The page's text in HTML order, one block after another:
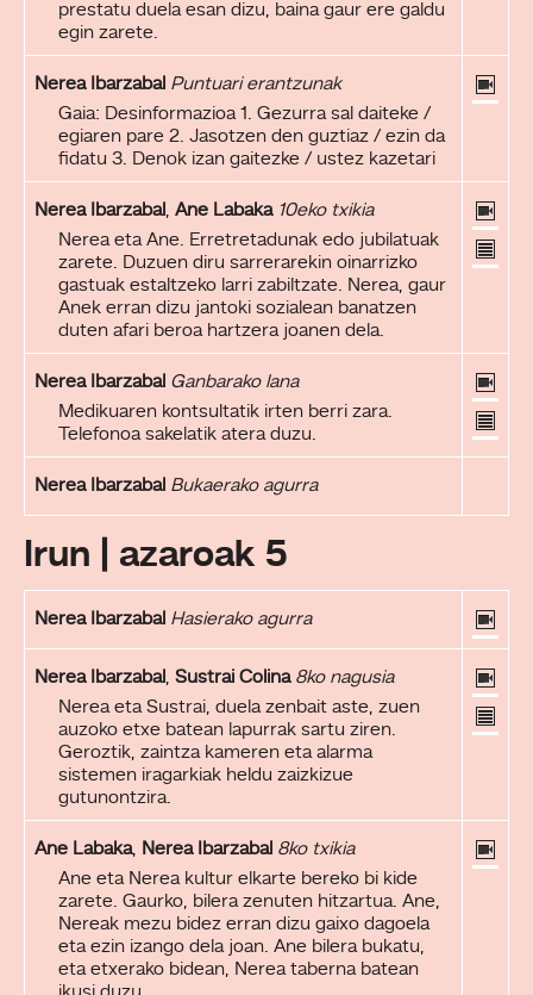
prestatu duela esan dizu, baina gaur ere galdu
egin zarete.
Nerea Ibarzabal Puntuari erantzunak
Gaia: Desinformazioa 1. Gezurra sal daiteke /
egiaren pare 2. Jasotzen den guztiaz / ezin da
fidatu 3. Denok izan gaitezke / ustez kazetari
Nerea Ibarzabal, Ane Labaka 10eko txikia
Nerea eta Ane. Erretretadunak edo jubilatuak
zarete. Duzuen diru sarrerarekin oinarrizko
gastuak estaltzeko larri zabiltzate. Nerea, gaur
Anek erran dizu jantoki sozialean banatzen
duten afari beroa hartzera joanen dela.
Nerea Ibarzabal Ganbarako lana
Medikuaren kontsultatik irten berri zara.
Telefonoa sakelatik atera duzu.
Nerea Ibarzabal Bukaerako agurra
Irun | azaroak 5
Nerea Ibarzabal Hasierako agurra
Nerea Ibarzabal, Sustrai Colina 8ko nagusia
Nerea eta Sustrai, duela zenbait aste, zuen
auzoko etxe batean lapurrak sartu ziren.
Geroztik, zaintza kameren eta alarma
sistemen iragarkiak heldu zaizkizue
gutunontzira.
Ane Labaka, Nerea Ibarzabal 8ko txikia
Ane eta Nerea kultur elkarte bereko bi kide
zarete. Gaurko, bilera zenuten hitzartua. Ane,
Nereak mezu bidez erran dizu gaixo dagoela
eta ezin izango dela joan. Ane bilera bukatu,
eta etxerako bidean, Nerea taberna batean